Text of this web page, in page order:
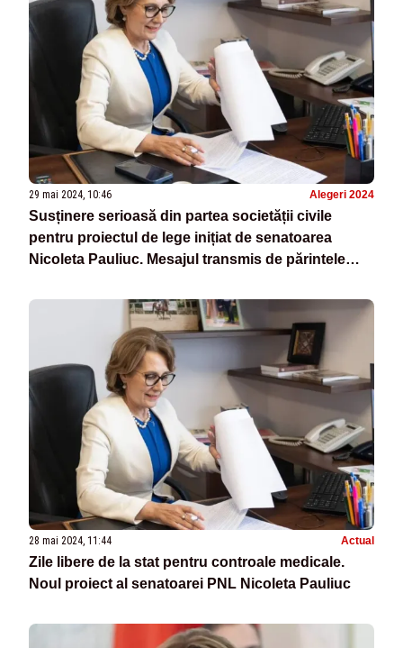
29 mai 2024, 10:46 Alegeri 2024
Susținere serioasă din partea societății civile
pentru proiectul de lege inițiat de senatoarea
Nicoleta Pauliuc. Mesajul transmis de părintele
28 mai 2024, 11:44 Actual
Zile libere de la stat pentru controale medicale.
Noul proiect al senatoarei PNL Nicoleta Pauliuc